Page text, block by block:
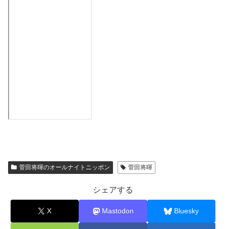
菅田将暉のオールナイトニッポン 菅田将暉
シェアする
X Mastodon Bluesky